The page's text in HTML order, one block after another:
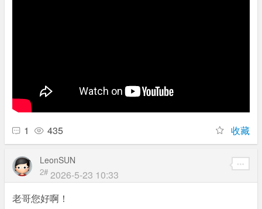
1 435 收藏
LeonSUN
2# 2026-5-23 10:33
老哥您好啊！